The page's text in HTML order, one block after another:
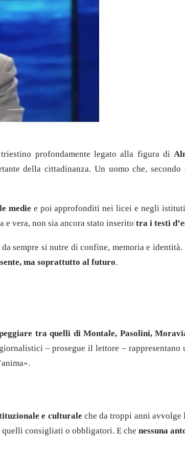
profondamente legato alla figura di
della cittadinanza. Un uomo che,
medie e poi approfonditi nei licei e negli
vera, non sia ancora stato inserito tra i testi
sempre si nutre di confine, memoria e
ma soprattutto al futuro.
tra quelli di Montale, Pasolini,
– prosegue il lettore – rappresentano
e culturale che da troppi anni
quelli consigliati o obbligatori. E chenessuna